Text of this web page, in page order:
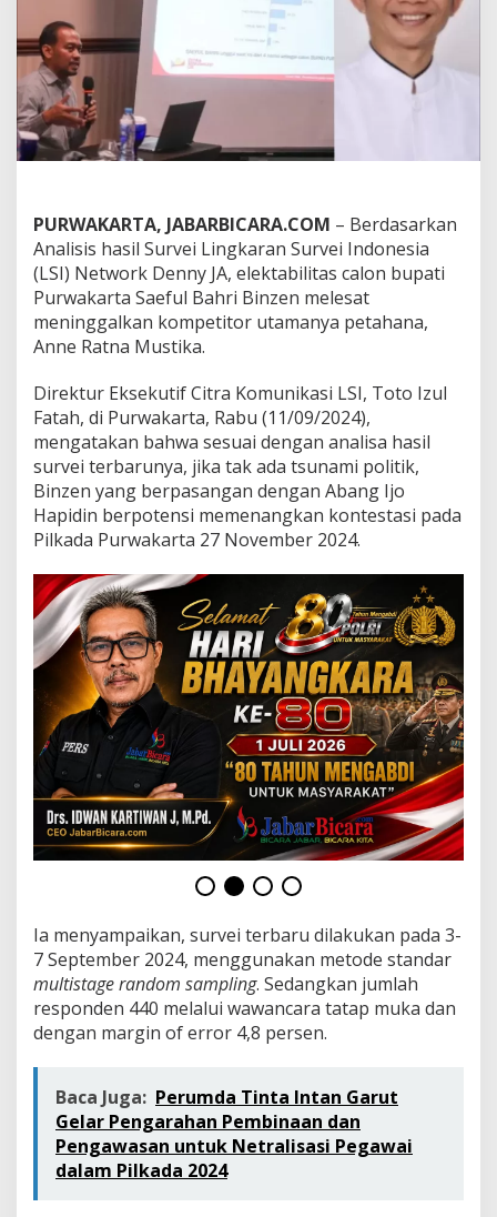
o
n
B
u
p
a
t
u
r
w
a
k
a
r
B
i
n
z
e
n
M
e
e
s
a
t
T
i
n
g
a
l
k
a
n
P
h
a
n
a
PURWAKARTA, JABARBICARA.COM – Berdasarkan
Analisis hasil Survei Lingkaran Survei Indonesia
(LSI) Network Denny JA, elektabilitas calon bupati
Purwakarta Saeful Bahri Binzen melesat
meninggalkan kompetitor utamanya petahana,
Anne Ratna Mustika.
Direktur Eksekutif Citra Komunikasi LSI, Toto Izul
Fatah, di Purwakarta, Rabu (11/09/2024),
mengatakan bahwa sesuai dengan analisa hasil
survei terbarunya, jika tak ada tsunami politik,
Binzen yang berpasangan dengan Abang Ijo
Hapidin berpotensi memenangkan kontestasi pada
Pilkada Purwakarta 27 November 2024.
Ia menyampaikan, survei terbaru dilakukan pada 3-
7 September 2024, menggunakan metode standar
multistage random sampling. Sedangkan jumlah
responden 440 melalui wawancara tatap muka dan
dengan margin of error 4,8 persen.
Baca Juga: Perumda Tinta Intan Garut
Gelar Pengarahan Pembinaan dan
Pengawasan untuk Netralisasi Pegawai
dalam Pilkada 2024